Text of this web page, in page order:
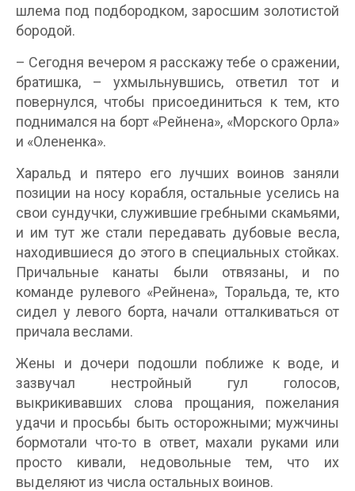
шлема под подбородком, заросшим золотистой
бородой.
– Сегодня вечером я расскажу тебе о сражении,
братишка, – ухмыльнувшись, ответил тот и
повернулся, чтобы присоединиться к тем, кто
поднимался на борт «Рейнена», «Морского Орла»
и «Олененка».
Харальд и пятеро его лучших воинов заняли
позиции на носу корабля, остальные уселись на
свои сундучки, служившие гребными скамьями,
и им тут же стали передавать дубовые весла,
находившиеся до этого в специальных стойках.
Причальные канаты были отвязаны, и по
команде рулевого «Рейнена», Торальда, те, кто
сидел у левого борта, начали отталкиваться от
причала веслами.
Жены и дочери подошли поближе к воде, и
зазвучал нестройный гул голосов,
выкрикивавших слова прощания, пожелания
удачи и просьбы быть осторожными; мужчины
бормотали что-то в ответ, махали руками или
просто кивали, недовольные тем, что их
выделяют из числа остальных воинов.